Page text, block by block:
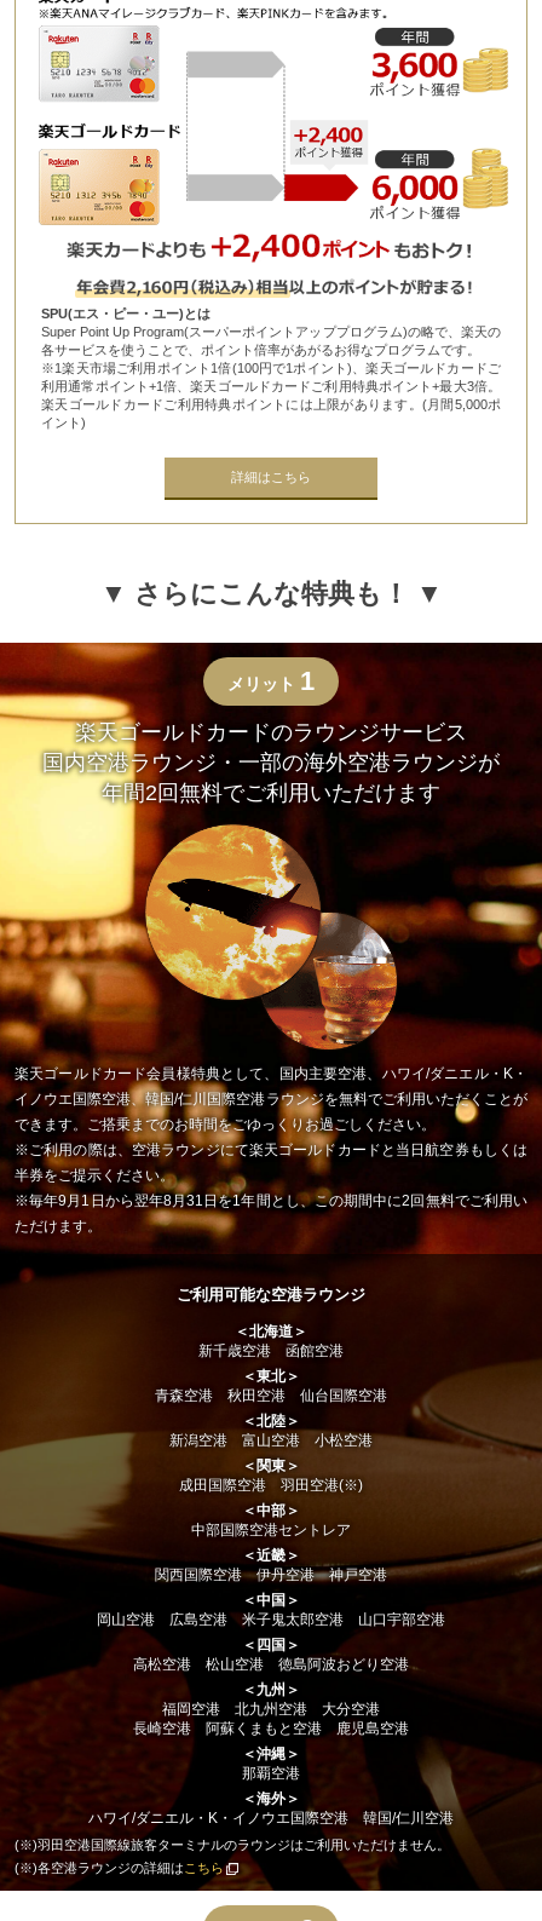
SPU(エス・ピー・ユー)とは
Super Point Up Program(スーパーポイントアッププログラム)の略で、楽天の
各サービスを使うことで、ポイント倍率があがるお得なプログラムです。
※1楽天市場ご利用ポイント1倍(100円で1ポイント)、楽天ゴールドカードご
利用通常ポイント+1倍、楽天ゴールドカードご利用特典ポイント+最大3倍。
楽天ゴールドカードご利用特典ポイントには上限があります。(月間5,000ポ
イント)
詳細はこちら
▼ さらにこんな特典も！ ▼
メリット 1
楽天ゴールドカードのラウンジサービス
国内空港ラウンジ・一部の海外空港ラウンジが
年間2回無料でご利用いただけます
楽天ゴールドカード会員様特典として、国内主要空港、ハワイ/ダニエル・K・
イノウエ国際空港、韓国/仁川国際空港ラウンジを無料でご利用いただくことが
できます。ご搭乗までのお時間をごゆっくりお過ごしください。
※ご利用の際は、空港ラウンジにて楽天ゴールドカードと当日航空券もしくは
半券をご提示ください。
※毎年9月1日から翌年8月31日を1年間とし、この期間中に2回無料でご利用い
ただけます。
ご利用可能な空港ラウンジ
＜北海道＞
新千歳空港 函館空港
＜東北＞
青森空港 秋田空港 仙台国際空港
＜北陸＞
新潟空港 富山空港 小松空港
＜関東＞
成田国際空港 羽田空港(※)
＜中部＞
中部国際空港セントレア
＜近畿＞
関西国際空港 伊丹空港 神戸空港
＜中国＞
岡山空港 広島空港 米子鬼太郎空港 山口宇部空港
＜四国＞
高松空港 松山空港 徳島阿波おどり空港
＜九州＞
福岡空港 北九州空港 大分空港
長崎空港 阿蘇くまもと空港 鹿児島空港
＜沖縄＞
那覇空港
＜海外＞
ハワイ/ダニエル・K・イノウエ国際空港 韓国/仁川空港
(※)羽田空港国際線旅客ターミナルのラウンジはご利用いただけません。
(※)各空港ラウンジの詳細は こちら